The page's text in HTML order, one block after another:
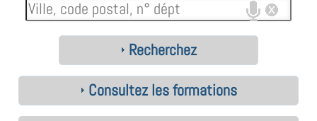
Recherchez
Consultez les formations